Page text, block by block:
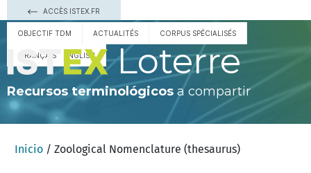
ACCÈS ISTEX.FR
OBJECTIF TDM ACTUALITÉS CORPUS SPÉCIALISÉS
FRANÇAIS ENGLISH Loterre
Recursos terminológicos a compartir
Inicio / Zoological Nomenclature (thesaurus)